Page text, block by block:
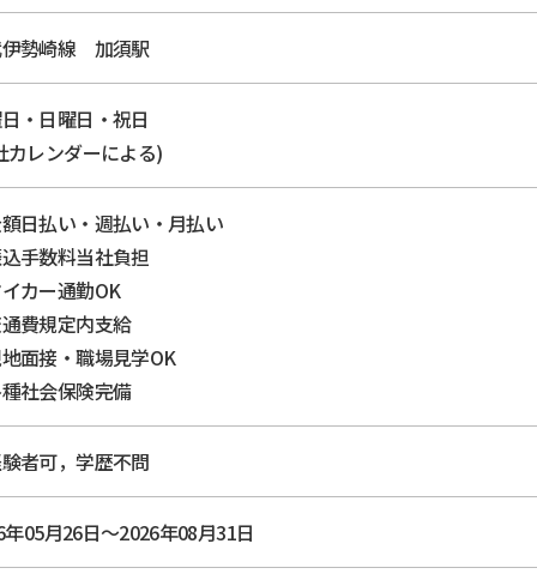
伊勢崎線 加須駅
・日曜日・祝日
カレンダーによる)
日払い・週払い・月払い
手数料当社負担
カー通勤OK
費規定内支給
面接・職場見学OK
社会保険完備
者可，学歴不問
年05月26日～2026年08月31日